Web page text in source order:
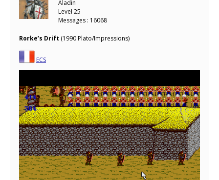
Aladin
Level 25
Messages : 16068
Rorke’s Drift (1990 Plato/Impressions)
ECS